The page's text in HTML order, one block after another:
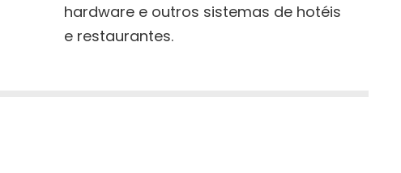
hardware e outros sistemas de hotéis
e restaurantes.